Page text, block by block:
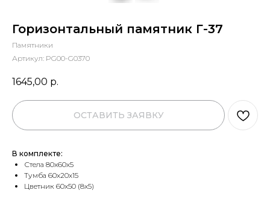
Горизонтальный памятник Г-37
Памятники
Артикул: PG00-G0370
1645,00 р.
ОСТАВИТЬ ЗАЯВКУ
В комплекте:
Стела 80х60х5
Тумба 60х20х15
Цветник 60х50 (8х5)